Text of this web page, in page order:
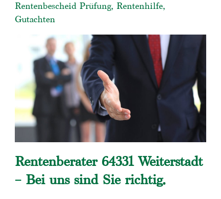
Rentenbescheid Prüfung, Rentenhilfe,
Gutachten
Rentenberater 64331 Weiterstadt
– Bei uns sind Sie richtig.